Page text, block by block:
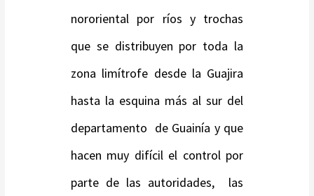
nororiental por ríos y trochas
que se distribuyen por toda la
zona limítrofe desde la Guajira
hasta la esquina más al sur del
departamento de Guainía y que
hacen muy difícil el control por
parte de las autoridades, las